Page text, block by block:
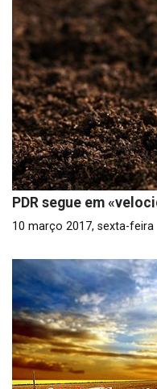
PDR segue em
10 março 2017, sexta-feira